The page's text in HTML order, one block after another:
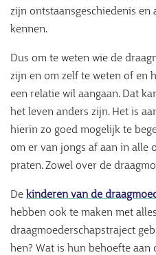
zijn ontstaansgeschiedenis
kennen.
Dus om te weten wie de
zijn en om zelf te weten of en
een relatie wil aangaan. Dat
het leven anders zijn. Het is
hierin zo goed mogelijk te
om er van jongs af aan in alle
praten. Zowel over de
De kinderen van de
hebben ook te maken met
draagmoederschapstraject
hen? Wat is hun behoefte